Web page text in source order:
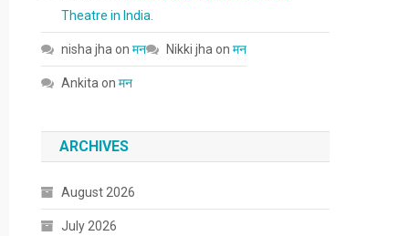
Theatre in India.
nisha jha onमन Nikki jha onमन
Ankita onमन
ARCHIVES
August 2026
July 2026